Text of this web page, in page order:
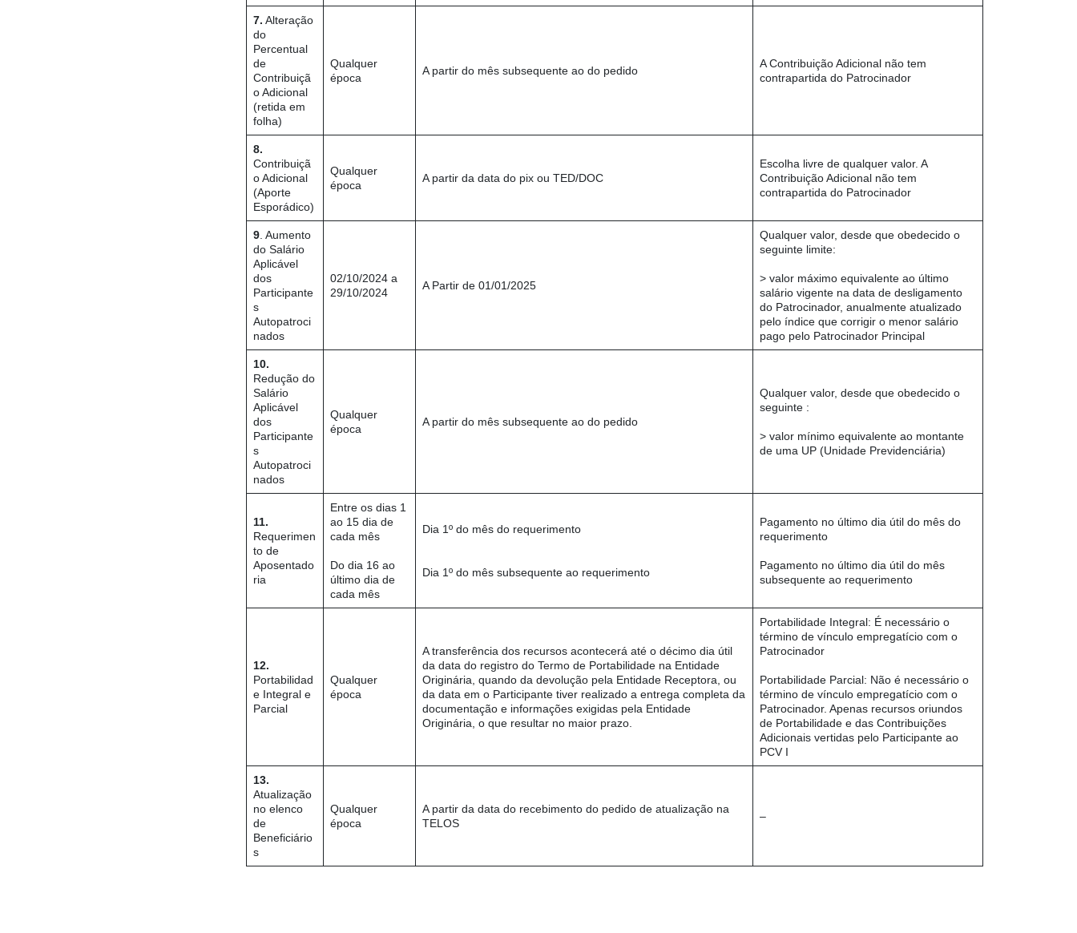
7. Alteração
do
Percentual
de
Contribuiçã
o Adicional
(retida em
folha)
Qualquer
época
A partir do mês subsequente ao do pedido
A Contribuição Adicional não tem
contrapartida do Patrocinador
8.
Contribuiçã
o Adicional
(Aporte
Esporádico)
Qualquer
época
A partir da data do pix ou TED/DOC
Escolha livre de qualquer valor. A
Contribuição Adicional não tem
contrapartida do Patrocinador
9. Aumento
do Salário
Aplicável
dos
Participante
s
Autopatroci
nados
02/10/2024 a
29/10/2024
A Partir de 01/01/2025
Qualquer valor, desde que obedecido o
seguinte limite:
> valor máximo equivalente ao último
salário vigente na data de desligamento
do Patrocinador, anualmente atualizado
pelo índice que corrigir o menor salário
pago pelo Patrocinador Principal
10.
Redução do
Salário
Aplicável
dos
Participante
s
Autopatroci
nados
Qualquer
época
A partir do mês subsequente ao do pedido
Qualquer valor, desde que obedecido o
seguinte :
> valor mínimo equivalente ao montante
de uma UP (Unidade Previdenciária)
11.
Requerimen
to de
Aposentado
ria
Entre os dias 1
ao 15 dia de
cada mês
Do dia 16 ao
último dia de
cada mês
Dia 1º do mês do requerimento
Dia 1º do mês subsequente ao requerimento
Pagamento no último dia útil do mês do
requerimento
Pagamento no último dia útil do mês
subsequente ao requerimento
12.
Portabilidad
e Integral e
Parcial
Qualquer
época
A transferência dos recursos acontecerá até o décimo dia útil
da data do registro do Termo de Portabilidade na Entidade
Originária, quando da devolução pela Entidade Receptora, ou
da data em o Participante tiver realizado a entrega completa da
documentação e informações exigidas pela Entidade
Originária, o que resultar no maior prazo.
Portabilidade Integral: É necessário o
término de vínculo empregatício com o
Patrocinador
Portabilidade Parcial: Não é necessário o
término de vínculo empregatício com o
Patrocinador. Apenas recursos oriundos
de Portabilidade e das Contribuições
Adicionais vertidas pelo Participante ao
PCV I
13.
Atualização
no elenco
de
Beneficiário
s
Qualquer
época
A partir da data do recebimento do pedido de atualização na
TELOS
–